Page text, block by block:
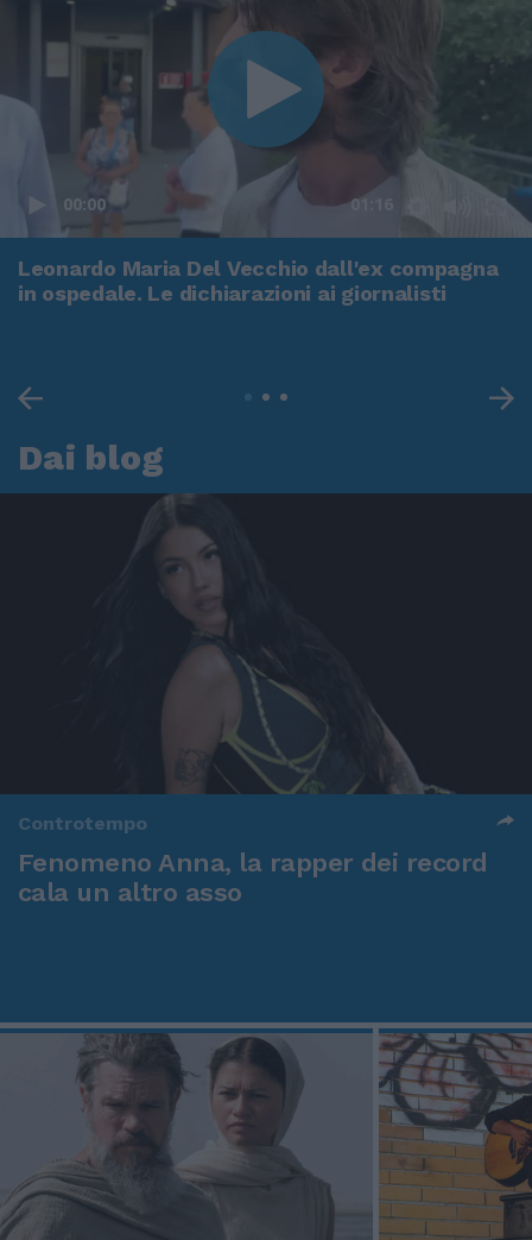
00:00 01:16
Leonardo Maria Del Vecchio dall'ex compagna
in ospedale. Le dichiarazioni ai giornalisti
Dai blog
Controtempo
Fenomeno Anna, la rapper dei record
cala un altro asso